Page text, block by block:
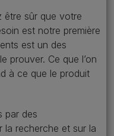
être sûr que votre
est notre première
est un des
prouver. Ce que l’on
à ce que le produit
par des
la recherche et sur la